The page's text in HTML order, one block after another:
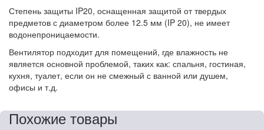
Степень защиты IP20, оснащенная защитой от твердых
предметов с диаметром более 12.5 мм (IP 20), не имеет
водонепроницаемости.
Вентилятор подходит для помещений, где влажность не
является основной проблемой, таких как: спальня, гостиная,
кухня, туалет, если он не смежный с ванной или душем,
офисы и т.д.
Похожие товары